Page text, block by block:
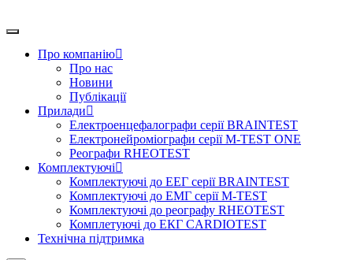
до
Про компанію
Про нас
Новини
Публікації
Прилади
Електроенцефалографи серії BRAINTEST
Електронейроміографи серії M-TEST ONE
Реографи RHEOTEST
Комплектуючі
Комплектуючі до ЕЕГ серії BRAINTEST
Комплектуючі до ЕМГ серії M-TEST
Комплектуючі до реографу RHEOTEST
Комплетуючі до ЕКГ CARDIOTEST
Технічна підтримка